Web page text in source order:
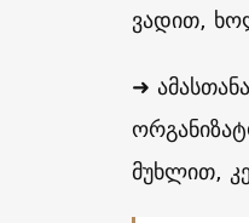
ვადით,
➜
მუხლით,